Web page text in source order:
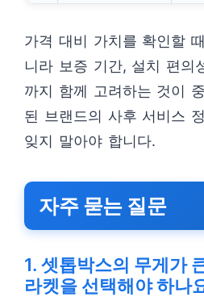
가격 대비 가치를 확인할
니라 보증 기간, 설치 편의
까지 함께 고려하는 것이
된 브랜드의 사후 서비스
잊지 말아야 합니다.
자주 묻는 질문
1. 셋톱박스의 무게가
라켓을 선택해야 하나